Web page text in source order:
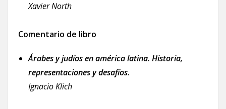
Xavier North
Comentario de libro
Árabes y judíos en américa latina. Historia,
representaciones y desafíos.
Ignacio Klich